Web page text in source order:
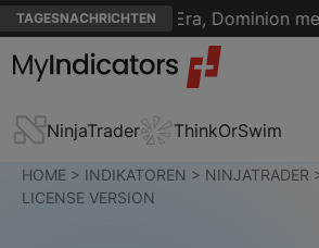
TAGESNACHRICHTEN
intervene in NextEra, Dominion
NinjaTrader ThinkOrSwim
HOME > INDIKATOREN > NINJATRADER
LICENSE VERSION